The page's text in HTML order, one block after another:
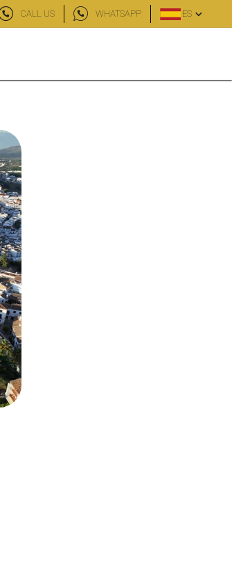
CALL US WHATSAPP ES